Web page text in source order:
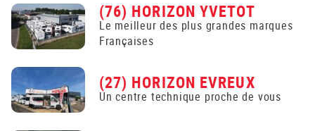
(76) HORIZON YVETOT
Le meilleur des plus grandes marques
Françaises
(27) HORIZON EVREUX
Un centre technique proche de vous